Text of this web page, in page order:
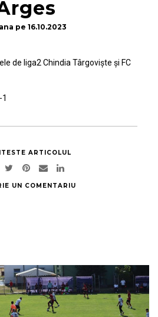
ana pe 16.10.2023
de liga2 Chindia Târgoviște și FC
ARTICOLUL
UN COMENTARIU